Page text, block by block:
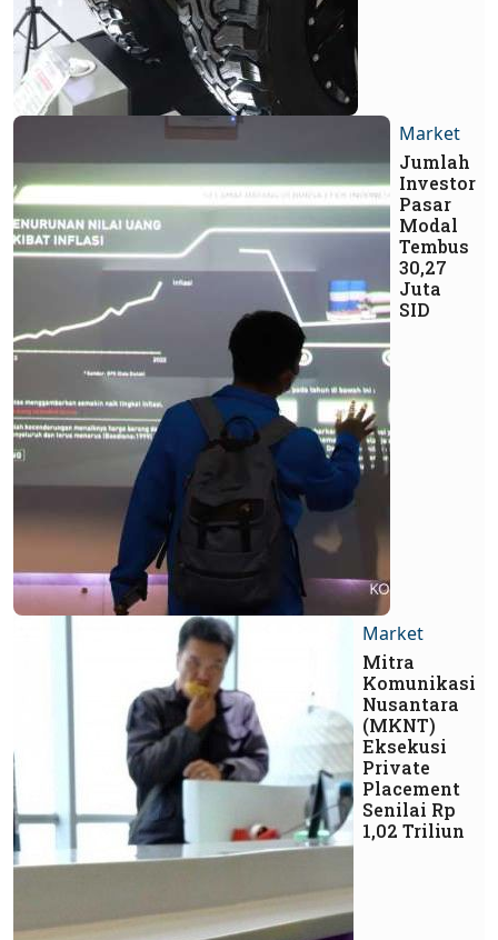
Market
Jumlah
Investor
Pasar
Modal
Tembus
30,27
Juta
SID
Market
Mitra
Komunikasi
Nusantara
(MKNT)
Eksekusi
Private
Placement
Senilai Rp
1,02 Triliun